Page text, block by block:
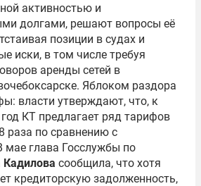
активностью и
долгами, решают вопросы её
позиции в судах и
иски, в том числе требуя
аренды сетей в
Яблоком раздора
власти утверждают, что, к
КТ предлагает ряд тарифов
раза по сравнению с
глава Госслужбы по
сообщила, что хотя
кредиторскую задолженность,